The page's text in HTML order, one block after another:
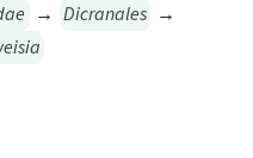
→ Dicranales →